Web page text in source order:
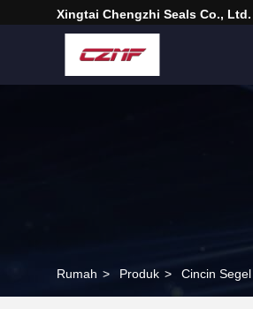
Xingtai Chengzhi Seals Co., Ltd.
Rumah > Produk > Cincin